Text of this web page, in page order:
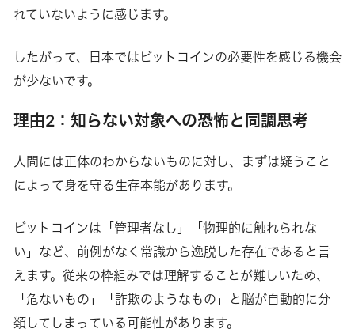
れていないように感じます。
したがって、日本ではビットコインの必要性を感じる機会
が少ないです。
理由2：知らない対象への恐怖と同調思考
人間には正体のわからないものに対し、まずは疑うこと
によって身を守る生存本能があります。
ビットコインは「管理者なし」「物理的に触れられな
い」など、前例がなく常識から逸脱した存在であると言
えます。従来の枠組みでは理解することが難しいため、
「危ないもの」「詐欺のようなもの」と脳が自動的に分
類してしまっている可能性があります。